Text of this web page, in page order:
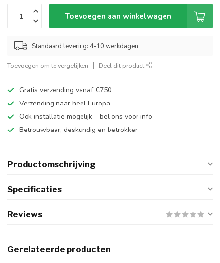
Toevoegen aan winkelwagen
Standaard levering: 4-10 werkdagen
Toevoegen om te vergelijken Deel dit product
Gratis verzending vanaf €750
Verzending naar heel Europa
Ook installatie mogelijk – bel ons voor info
Betrouwbaar, deskundig en betrokken
Productomschrijving
Specificaties
Reviews
Gerelateerde producten